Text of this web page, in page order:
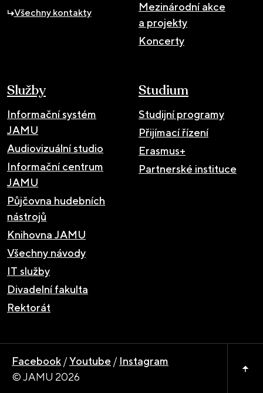
Všechny kontakty
Mezinárodní akce
a projekty
Koncerty
Služby
Informační systém
JAMU
Audiovizuální studio
Informační centrum
JAMU
Půjčovna hudebních
nástrojů
Knihovna JAMU
Všechny návody
IT služby
Divadelní fakulta
Rektorát
Studium
Studijní programy
Přijímací řízení
Erasmus+
Partnerské instituce
© JAMU 2026
Facebook /Youtube / Instagram